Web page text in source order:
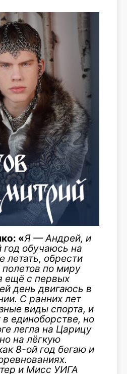
«Я — Андрей, и
год обучаюсь на
летать, обрести
по миру
ещё с первых
день двигаюсь в
С ранних лет
виды спорта, и
единоборстве, но
легла на Царицу
на лёгкую
8-ой год бегаю и
и Мисс УИГА